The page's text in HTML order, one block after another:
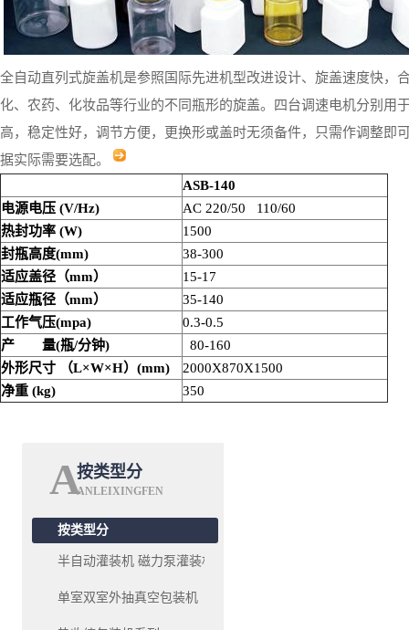
全自动直列式旋盖机是参照国际先进机型改进设计、旋盖速度快，
化、农药、化妆品等行业的不同瓶形的旋盖。四台调速电机分别用
高，稳定性好，调节方便，更换形或盖时无须备件，只需作调整即
据实际需要选配。
ASB-140
电源电压 (V/Hz)
AC 220/50 110/60
热封功率 (W)
1500
封瓶高度(mm)
38-300
适应盖径（mm）
15-17
适应瓶径（mm）
35-140
工作气压(mpa)
0.3-0.5
产 量(瓶/分钟)
80-160
外形尺寸
（L×W×H） (mm)
2000X870X1500
净重 (kg) 350
A按类型分
ANLEIXINGFEN
按类型分
半自动灌装机 磁力泵灌装机系列
单室双室外抽真空包装机